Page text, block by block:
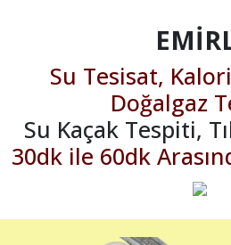
Su Tesisat,
Doğalgaz
Su Kaçak Tespiti,
30dk ile 60dk